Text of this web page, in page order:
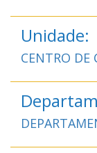
Unidade:
CENTRO DE